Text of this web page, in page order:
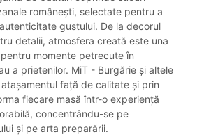
românești, selectate pentru a
gustului. De la decorul
detalii, atmosfera creată este una
momente petrecute în
a prietenilor. MiT - Burgărie și altele
față de calitate și prin
fiecare masă într-o experiență
concentrându-se pe
și pe arta preparării.